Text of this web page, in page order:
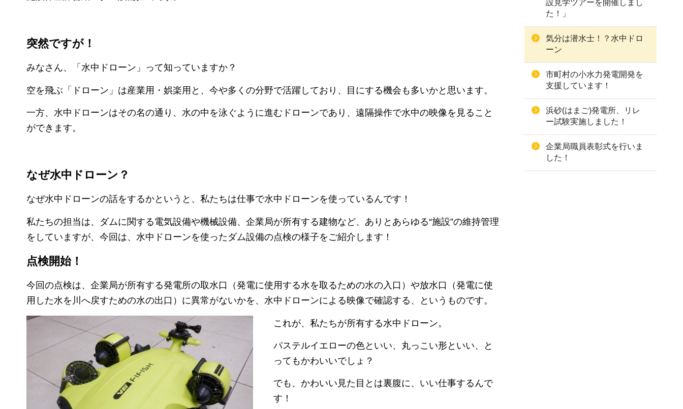
突然ですが！
みなさん、「水中ドローン」って知っていますか？
空を飛ぶ「ドローン」は産業用・娯楽用と、今や多くの分野で活躍しており、目にする機会も多いかと思います。
一方、水中ドローンはその名の通り、水の中を泳ぐように進むドローンであり、遠隔操作で水中の映像を見ること
ができます。
なぜ水中ドローン？
なぜ水中ドローンの話をするかというと、私たちは仕事で水中ドローンを使っているんです！
私たちの担当は、ダムに関する電気設備や機械設備、企業局が所有する建物など、ありとあらゆる“施設”の維持管理
をしていますが、今回は、水中ドローンを使ったダム設備の点検の様子をご紹介します！
点検開始！
今回の点検は、企業局が所有する発電所の取水口（発電に使用する水を取るための水の入口）や放水口（発電に使
用した水を川へ戻すための水の出口）に異常がないかを、水中ドローンによる映像で確認する、というものです。
これが、私たちが所有する水中ドローン。
パステルイエローの色といい、丸っこい形といい、と
ってもかわいいでしょ？
でも、かわいい見た目とは裏腹に、いい仕事するんで
す！
設見学ツアーを開催しまし
た！」
気分は潜水士！？水中ドロ
ーン
市町村の小水力発電開発を
支援しています！
浜砂(はまご)発電所、リレ
ー試験実施しました！
企業局職員表彰式を行いま
した！